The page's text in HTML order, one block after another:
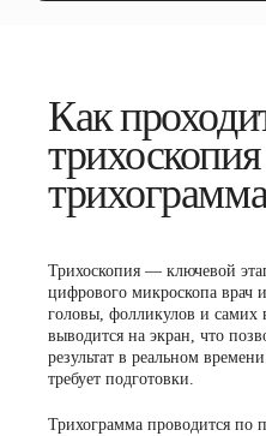
Как
Трихоскопия — ключевой
цифрового микроскопа врач
головы, фолликулов и самих
выводится на экран, что
результат в реальном
требует подготовки.
Трихограмма проводится по